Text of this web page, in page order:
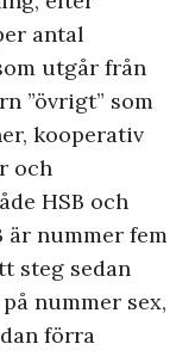
antal
utgår från
”övrigt” som
kooperativ
och
HSB och
är nummer fem
steg sedan
nummer sex,
förra